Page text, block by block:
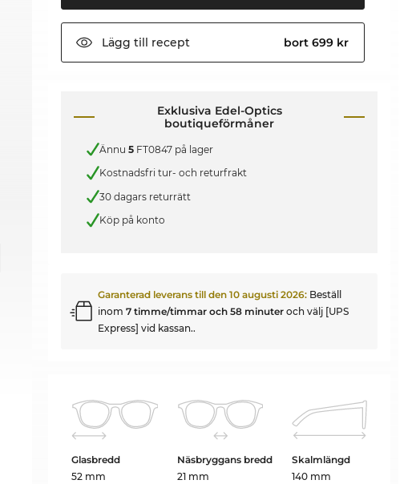
Lägg till recept bort 699 kr
Exklusiva Edel-Optics
boutiqueförmåner
Ännu5 FT0847 på lager
Kostnadsfri tur- och returfrakt
30 dagars returrätt
Köp på konto
Garanterad leverans till den10 augusti 2026: Beställ
inom7 timme/timmar och 58 minuter och välj [UPS
Express] vid kassan..
Glasbredd
52 mm
Näsbryggans bredd
21 mm
Skalmlängd
140 mm